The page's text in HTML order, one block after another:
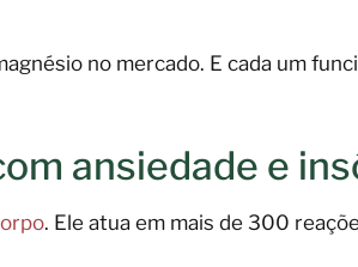
no mercado. E cada um
ansiedade e
. Ele atua em mais de 300